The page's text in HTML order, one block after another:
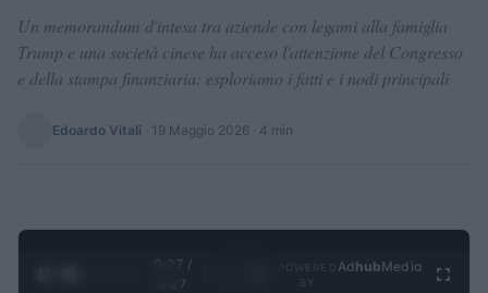
Un memorandum d'intesa tra aziende con legami alla famiglia
Trump e una società cinese ha acceso l'attenzione del Congresso
e della stampa finanziaria: esploriamo i fatti e i nodi principali
Edoardo Vitali · 19 Maggio 2026 · 4 min
0:28 /
4:27
Ad hubMedia